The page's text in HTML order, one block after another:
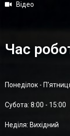
Відео
Час
Понеділок -
Суботa: 8:00 - 15:00
Неділя: Вихідний